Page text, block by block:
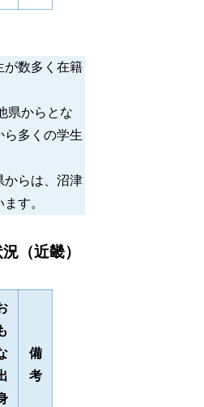
が数多く在籍
県からとな
ら多くの学生
からは、沼津
ます。
（近畿）
備
考